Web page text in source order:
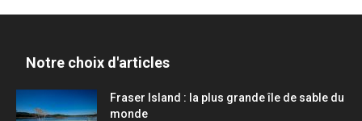
Notre choix d'articles
Fraser Island : la plus grande île de sable du
monde